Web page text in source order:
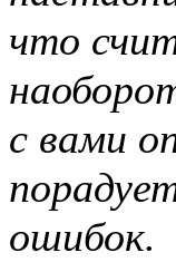
что
с вами
ошибок.